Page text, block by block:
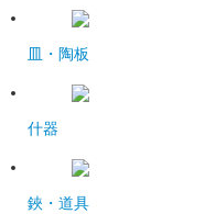
皿・陶板
什器
鋏・道具